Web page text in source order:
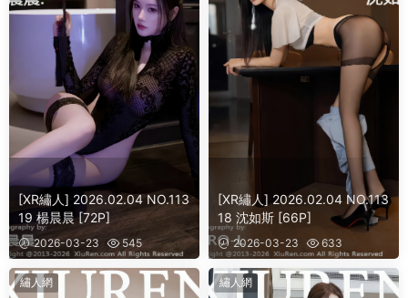
[XR繡人] 2026.02.04 NO.113
19 楊晨晨 [72P]
2026-03-23 545
[XR繡人] 2026.02.04 NO.113
18 沈如斯 [66P]
2026-03-23 633
繡人網 繡人網